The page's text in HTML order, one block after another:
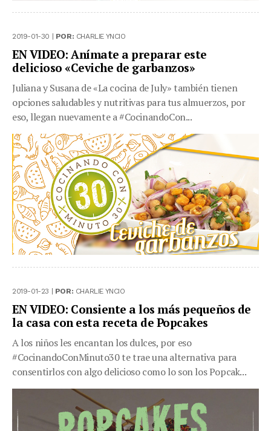
2019-01-30 | POR: CHARLIE YNCIO
EN VIDEO: Anímate a preparar este
delicioso «Ceviche de garbanzos»
Juliana y Susana de «La cocina de July» también tienen
opciones saludables y nutritivas para tus almuerzos, por
eso, llegan nuevamente a #CocinandoCon...
2019-01-23 | POR: CHARLIE YNCIO
EN VIDEO: Consiente a los más pequeños de
la casa con esta receta de Popcakes
A los niños les encantan los dulces, por eso
#CocinandoConMinuto30 te trae una alternativa para
consentirlos con algo delicioso como lo son los Popcak...